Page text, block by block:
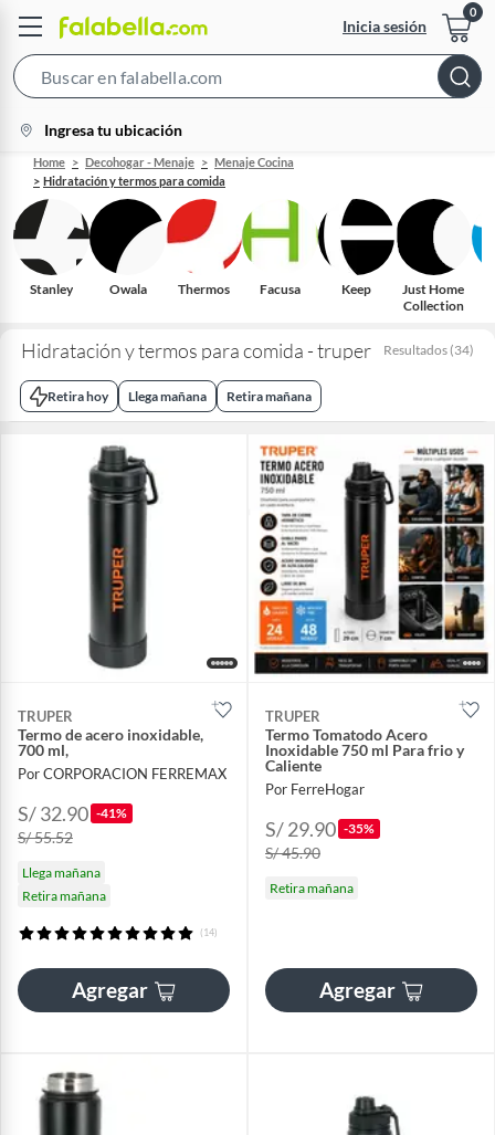
Inicia sesión
Bar
location-
icon
Ingresa tu ubicación
Home Decohogar - Menaje
Menaje Cocina
Hidratación y termos para comida
Stanley Owala Thermos Facusa Keep
Just Home
Collection
Hidratación y termos para comida - truper Resultados (34)
Retira hoy Llega mañana Retira mañana
TRUPER
Termo de acero inoxidable,
700 ml,
Por CORPORACION FERREMAX
S/ 32.90 -41%
S/ 55.52
Llega mañana
Retira mañana
(14)
Agregar
TRUPER
Termo Tomatodo Acero
Inoxidable 750 ml Para frio y
Caliente
Por FerreHogar
S/ 29.90 -35%
S/ 45.90
Retira mañana
Agregar